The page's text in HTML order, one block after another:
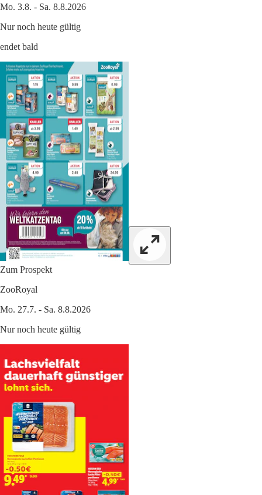
Mo. 3.8. - Sa. 8.8.2026
Nur noch heute gültig
endet bald
Zum Prospekt
ZooRoyal
Mo. 27.7. - Sa. 8.8.2026
Nur noch heute gültig